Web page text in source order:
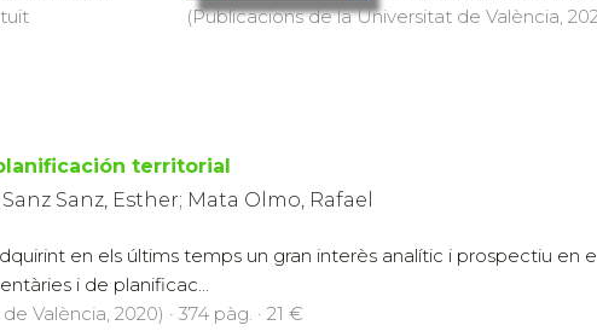
(Publicacions de la Universitat de València,
territorial
Sanz, Esther; Mata Olmo, Rafael
en els últims temps un gran interès analític i prospectiu en
i de planificac...
València, 2020) · 374 pàg. · 21 €